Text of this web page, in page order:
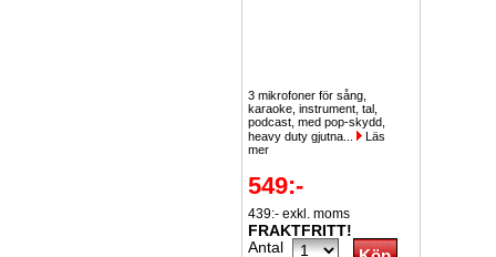
3 mikrofoner för sång,
karaoke, instrument, tal,
podcast, med pop-skydd,
heavy duty gjutna...
Läs
mer
549:-
439:- exkl. moms
FRAKTFRITT!
Antal